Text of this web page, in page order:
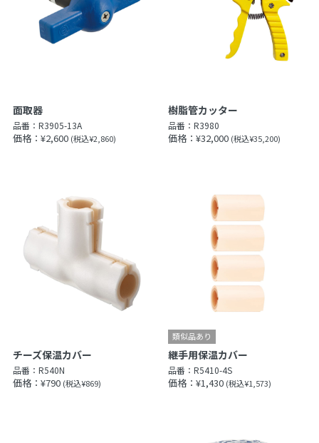
面取器
品番： R3905-13A
価格：¥2,600 (税込¥2,860)
樹脂管カッター
品番：R3980
価格：¥32,000 (税込¥35,200)
チーズ保温カバー
品番： R540N
価格：¥790 (税込¥869)
継手用保温カバー
品番：R5410-4S
価格：¥1,430 (税込¥1,573)